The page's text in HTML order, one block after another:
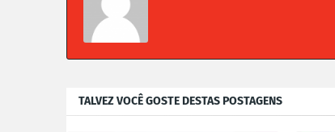
TALVEZ VOCÊ GOSTE DESTAS POSTAGENS